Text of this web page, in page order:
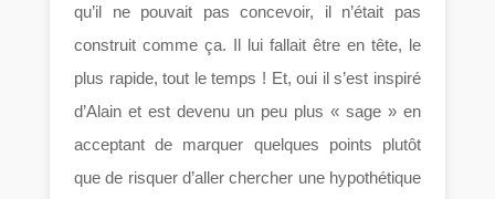
qu’il ne pouvait pas concevoir, il n’était pas
construit comme ça. Il lui fallait être en tête, le
plus rapide, tout le temps ! Et, oui il s’est inspiré
d’Alain et est devenu un peu plus « sage » en
acceptant de marquer quelques points plutôt
que de risquer d’aller chercher une hypothétique